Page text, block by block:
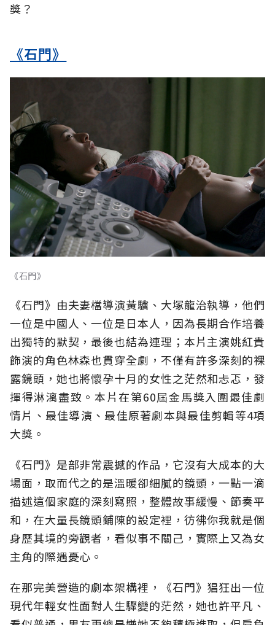
獎？
《石門》
《石門》
《石門》由夫妻檔導演黃驥、大塚龍治執導，他們
一位是中國人、一位是日本人，因為長期合作培養
出獨特的默契，最後也結為連理；本片主演姚紅貴
飾演的角色林森也貫穿全劇，不僅有許多深刻的裸
露鏡頭，她也將懷孕十月的女性之茫然和忐忑，發
揮得淋漓盡致。本片在第60屆金馬獎入圍最佳劇
情片、最佳導演、最佳原著劇本與最佳剪輯等4項
大獎。
《石門》是部非常震撼的作品，它沒有大成本的大
場面，取而代之的是溫暖卻細膩的鏡頭，一點一滴
描述這個家庭的深刻寫照，整體故事緩慢、節奏平
和，在大量長鏡頭鋪陳的設定裡，彷彿你我就是個
身歷其境的旁觀者，看似事不關己，實際上又為女
主角的際遇憂心。
在那完美營造的劇本架構裡，《石門》猖狂出一位
現代年輕女性面對人生驟變的茫然，她也許平凡、